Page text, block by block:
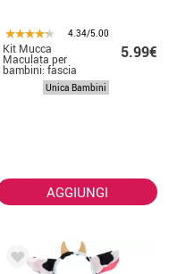
4.34/5.00
Kit Mucca
Maculata per
bambini: fascia
per capelli, fiocco,
coda e gonna
5.99€
Unica Bambini
AGGIUNGI